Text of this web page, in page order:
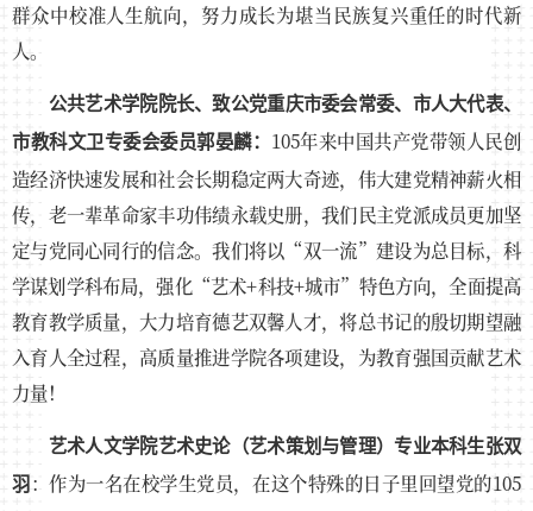
群众中校准人生航向，努力成长为堪当民族复兴重任的时代新
人。
公共艺术学院院长、致公党重庆市委会常委、市人大代表、
市教科文卫专委会委员郭晏麟： 105年来中国共产党带领人民创
造经济快速发展和社会长期稳定两大奇迹，伟大建党精神薪火相
传，老一辈革命家丰功伟绩永载史册，我们民主党派成员更加坚
定与党同心同行的信念。我们将以“双一流”建设为总目标，科
学谋划学科布局，强化“艺术+科技+城市”特色方向，全面提高
教育教学质量，大力培育德艺双馨人才，将总书记的殷切期望融
入育人全过程，高质量推进学院各项建设，为教育强国贡献艺术
力量！
艺术人文学院艺术史论（艺术策划与管理）专业本科生张双
羽 ：作为一名在校学生党员，在这个特殊的日子里回望党的105